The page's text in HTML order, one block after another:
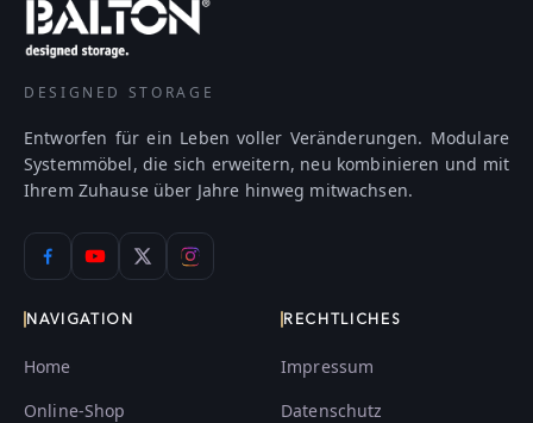
DESIGNED STORAGE
Entworfen für ein Leben voller Veränderungen. Modulare
Systemmöbel, die sich erweitern, neu kombinieren und mit
Ihrem Zuhause über Jahre hinweg mitwachsen.
NAVIGATION
Home
Online-Shop
RECHTLICHES
Impressum
Datenschutz